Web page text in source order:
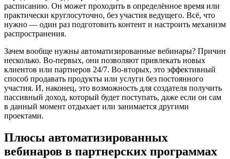
расписанию. Он может проходить в определённое время или
практически круглосуточно, без участия ведущего. Всё, что
нужно — один раз подготовить контент и настроить механизм
распространения.
Зачем вообще нужны автоматизированные вебинары? Причин
несколько. Во-первых, они позволяют привлекать новых
клиентов или партнеров 24/7. Во-вторых, это эффективный
способ продавать продукты или услуги без постоянного
участия. И, наконец, это возможность для создателя получить
пассивный доход, который будет поступать, даже если он сам
в данный момент отдыхает или занимается другими
проектами.
Плюсы автоматизированных
вебинаров в партнерских программах